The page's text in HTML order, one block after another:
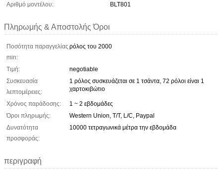
Αριθμό μοντέλου:
BLT801
Πληρωμής & Αποστολής Όροι
Ποσότητα παραγγελίας
min:
ρόλος του 2000
Τιμή:
negotiable
Συσκευασία
λεπτομέρειες:
1 ρόλος συσκευάζεται σε 1 τσάντα, 72 ρόλοι είναι 1
χαρτοκιβώτιο
Χρόνος παράδοσης:
1 ~ 2 εβδομάδες
Όροι πληρωμής:
Western Union, T/T, L/C, Paypal
Δυνατότητα
προσφοράς:
10000 τετραγωνικά μέτρα την εβδομάδα
περιγραφή